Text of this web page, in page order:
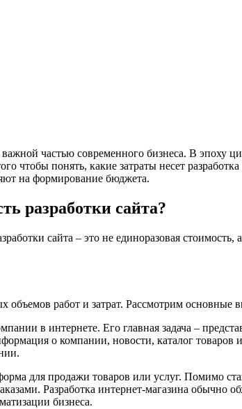
важной частью современного бизнеса. В
чтобы понять, какие затраты несет
на формирование бюджета.
разработки сайта?
сайта – это не единоразовая
работ и затрат. Рассмотрим основные
в интернете. Его главная задача –
о компании, новости, каталог товаров
для продажи товаров или услуг. Помимо
Разработка интернет-магазина обычно
бизнеса.